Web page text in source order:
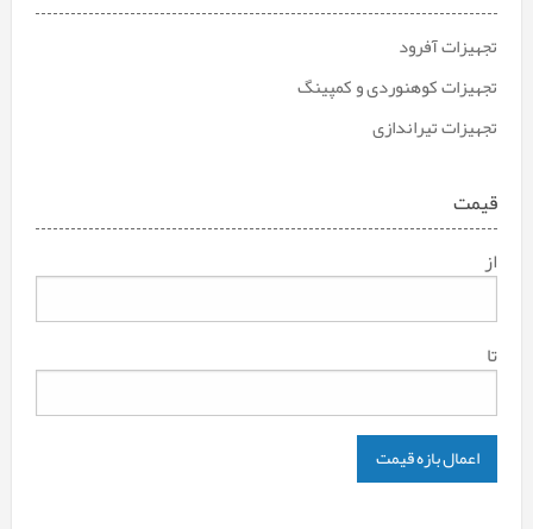
تجهیزات آفرود
تجهیزات کوهنوردی و کمپینگ
تجهیزات تیراندازی
قیمت
از
تا
اعمال بازه قیمت